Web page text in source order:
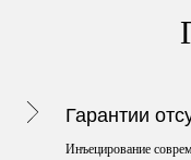
Гарантии
Инъецирование